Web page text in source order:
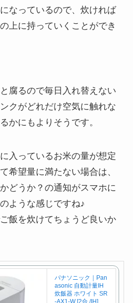
なっているので、炊ければ
上に持っていくことができ
腐るので毎日入れ替えない
クがどれだけ空気に触れな
かにもよりそうです。
入っているお米の量が想定
希望量に満たない場合は、
どうか？の通知がスマホに
ような感じですね♪
飯を炊けてちょうど良いか
パナソニック｜Pan
asonic 自動計量IH
炊飯器 ホワイト SR
-AX1-W [2合 /IH]